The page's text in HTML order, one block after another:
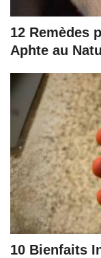
12 Remèdes
Aphte au
10 Bienfaits